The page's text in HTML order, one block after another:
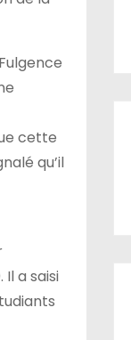
cette
qu’il
a saisi